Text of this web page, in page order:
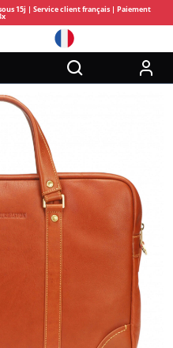
15j | Service client français | Paiement